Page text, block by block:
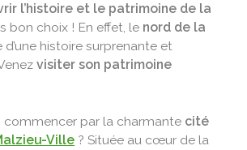
l’histoire et le patrimoine de la
bon choix ! En effet, le nord de la
d’une histoire surprenante et
visiter son patrimoine
commencer par la charmante cité
Ville ? Située au cœur de la